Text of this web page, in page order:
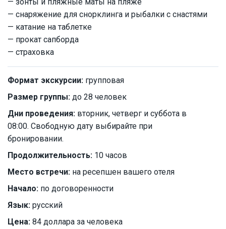
— снаряжение для снорклинга и рыбалки с снастями
— катание на таблетке
— прокат сапборда
— страховка
Формат экскурсии: групповая
Размер группы: до 28 человек
Дни проведения: вторник, четверг и суббота в
08:00. Свободную дату выбирайте при
бронировании.
Продолжительность: 10 часов
Место встречи: на ресепшен вашего отеля
Начало: по договоренности
Язык: русский
Цена: 84 доллара за человека